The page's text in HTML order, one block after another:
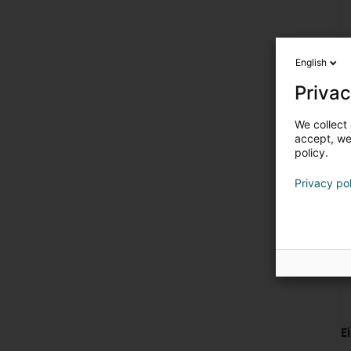
English
We
accept,
policy.
Privacy